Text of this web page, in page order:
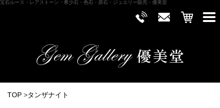
宝石ルース・レアストーン・希少石・色石・原石・ジュエリー販売・優美堂
TOP >タンザナイト